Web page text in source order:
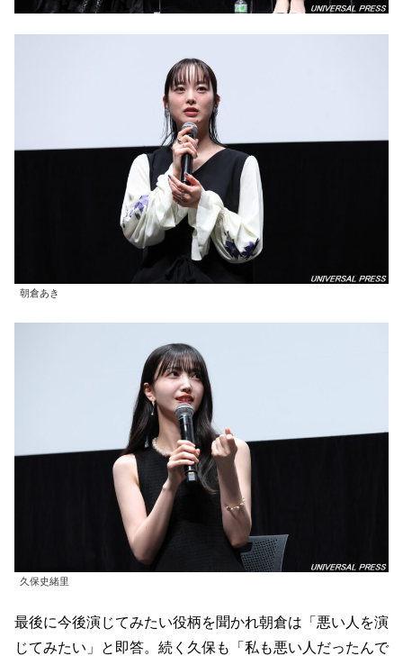
朝倉あき
久保史緒里
最後に今後演じてみたい役柄を聞かれ朝倉は「悪い人を演
じてみたい」と即答。続く久保も「私も悪い人だったんで